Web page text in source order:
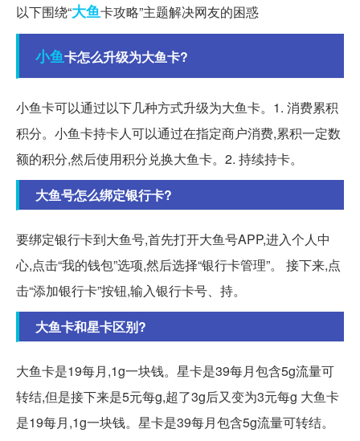
以下围绕“大鱼卡攻略”主题解决网友的困惑
小鱼卡怎么升级为大鱼卡?
小鱼卡可以通过以下几种方式升级为大鱼卡。1. 消费累积
积分。小鱼卡持卡人可以通过在指定商户消费,累积一定数
额的积分,然后使用积分兑换大鱼卡。2. 持续持卡。
大鱼号怎么绑定银行卡?
要绑定银行卡到大鱼号,首先打开大鱼号APP,进入个人中
心,点击“我的钱包”选项,然后选择“银行卡管理”。 接下来,点
击“添加银行卡”按钮,输入银行卡号、持。
大鱼卡和星卡区别?
大鱼卡是19每月,1g一块钱。星卡是39每月包含5g流量可
转结,但是接下来是5元每g,超了3g后又变为3元每g 大鱼卡
是19每月,1g一块钱。星卡是39每月包含5g流量可转结。